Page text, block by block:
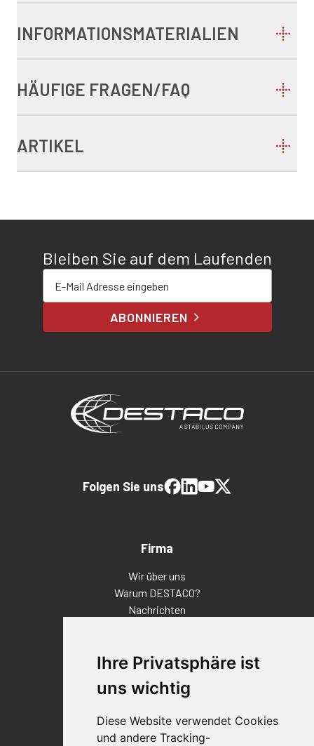
Ihre Privatsphäre ist
uns wichtig
Diese Website verwendet Cookies
und andere Tracking-
INFORMATIONSMATERIALIEN
HÄUFIGE FRAGEN/FAQ
ARTIKEL
Bleiben Sie auf dem Laufenden
ABONNIEREN
Firma
Wir über uns
Warum DESTACO?
Nachrichten
Standorte
Qualitätsaussage
Kontakt
Folgen Sie uns